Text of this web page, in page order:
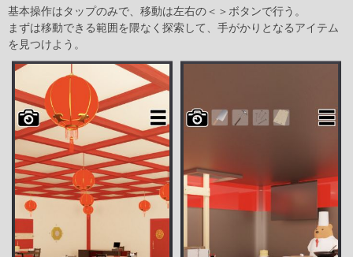
基本操作はタップのみで、移動は左右の＜＞ボタンで行う。
まずは移動できる範囲を隈なく探索して、手がかりとなるアイテム
を見つけよう。